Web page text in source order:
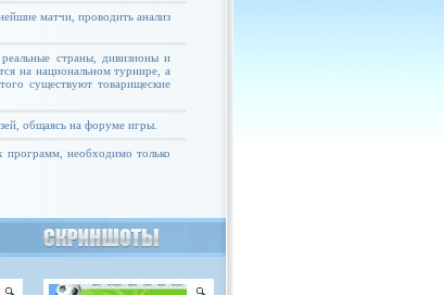
матчи, проводить анализ
страны, дивизионы и
на национальном турнире, а
существуют товарищеские
общаясь на форуме игры.
программ, необходимо только